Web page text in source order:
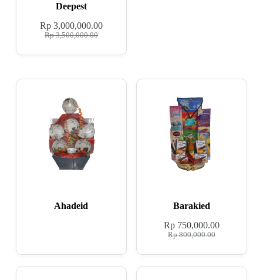
Deepest
Rp3,500,000.00
Rp3,000,000.00
Ahadeid Barakied
Rp800,000.00
Rp 750,000.00